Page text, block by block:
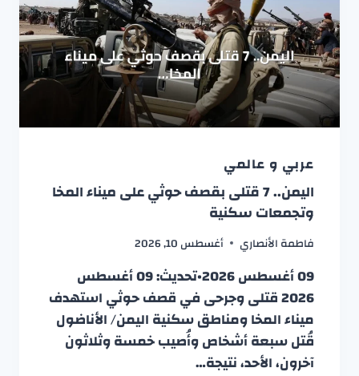
عربي و عالمي
اليمن.. 7 قتلى بقصف حوثي على ميناء المخا
وتجمعات سكنية
فاطمة الأنصاري أغسطس 10, 2026
09 أغسطس 2026•تحديث: 09 أغسطس
2026 قتلى وجرحى في قصف حوثي استهدف
ميناء المخا ومناطق سكنية اليمن/ الأناضول
قُتل سبعة أشخاص وأُصيب خمسة وثلاثون
آخرون، الأحد، نتيجة…